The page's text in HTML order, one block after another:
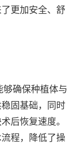
更加安全、舒
确保种植体与
固基础，同时
后恢复速度。
程，降低了操